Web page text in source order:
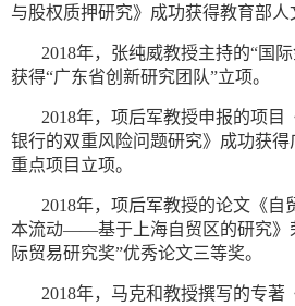
与股权质押研究》成功获得教育部人
2018年，张纯威教授主持的“国
获得“广东省创新研究团队”立项。
2018年，项后军教授申报的项目
银行的双重风险问题研究》成功获
重点项目立项。
2018年，项后军教授的论文《自
本流动——基于上海自贸区的研究》
际贸易研究奖”优秀论文三等奖。
2018年，马克和教授撰写的专著